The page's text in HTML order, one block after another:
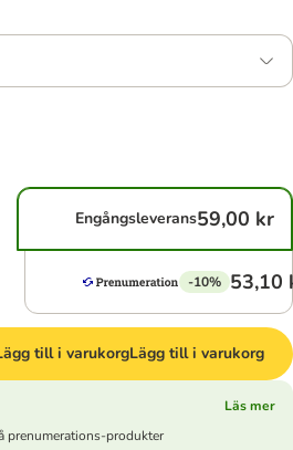
Engångsleverans59,00 kr
-10% 53,10
till i varukorgLägg till i varukorg
Läs mer
prenumerations-produkter